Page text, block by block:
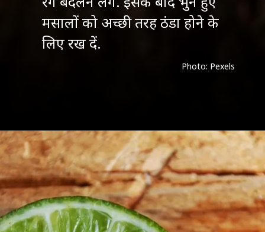
मसालों को अच्छी तरह ठंडा होने के
Photo: Pexels